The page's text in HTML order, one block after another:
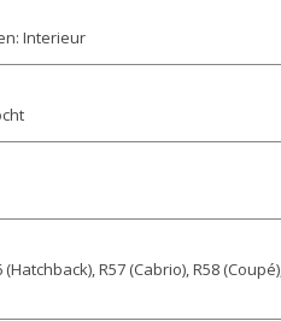
Interieur
R57 (Cabrio), R58 (Coupé),